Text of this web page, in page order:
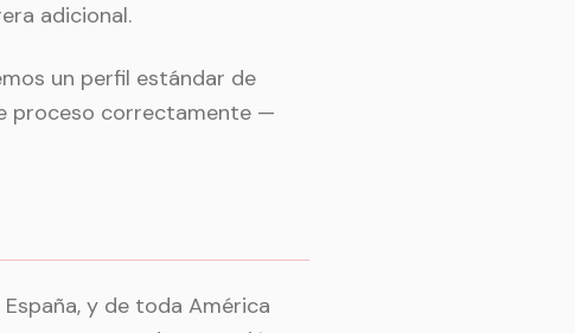
adicional.
un perfil estándar de
proceso correctamente —
y de toda América